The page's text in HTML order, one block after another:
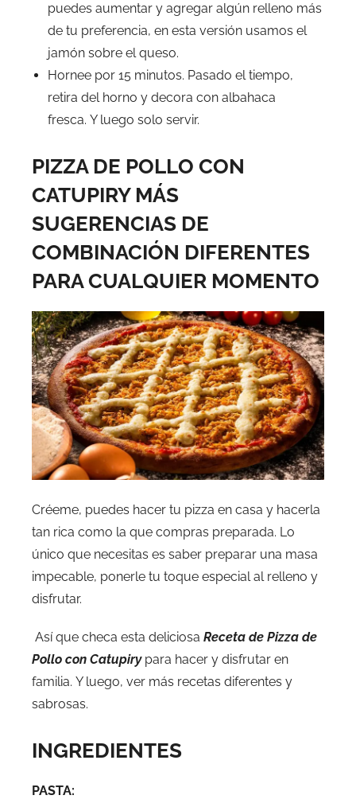
puedes aumentar y agregar algún relleno más
de tu preferencia, en esta versión usamos el
jamón sobre el queso.
Hornee por 15 minutos. Pasado el tiempo,
retira del horno y decora con albahaca
fresca. Y luego solo servir.
PIZZA DE POLLO CON
CATUPIRY MÁS
SUGERENCIAS DE
COMBINACIÓN DIFERENTES
PARA CUALQUIER MOMENTO
Créeme, puedes hacer tu pizza en casa y hacerla
tan rica como la que compras preparada. Lo
único que necesitas es saber preparar una masa
impecable, ponerle tu toque especial al relleno y
disfrutar.
Así que checa esta deliciosa Receta de Pizza de
Pollo con Catupirypara hacer y disfrutar en
familia. Y luego, ver más recetas diferentes y
sabrosas.
INGREDIENTES
PASTA: